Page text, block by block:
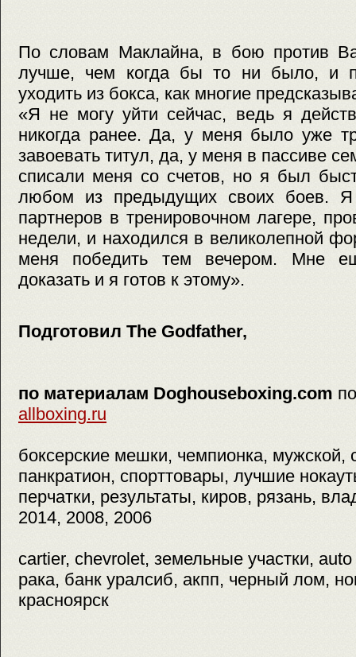
По словам Маклайна, в бою против
лучше, чем когда бы то ни было, и
уходить из бокса, как многие
«Я не могу уйти сейчас, ведь я
никогда ранее. Да, у меня было уже
завоевать титул, да, у меня в пассиве
списали меня со счетов, но я был
любом из предыдущих своих боев. Я
партнеров в тренировочном лагере,
недели, и находился в великолепной
меня победить тем вечером. Мне
доказать и я готов к этому».
Подготовил The Godfather,
по материалам Doghouseboxing.com
allboxing.ru
боксерские мешки, чемпионка, мужской,
панкратион, спорттовары, лучшие
перчатки, результаты, киров, рязань,
2014, 2008, 2006
cartier, chevrolet, земельные участки,
рака, банк уралсиб, акпп, черный лом,
красноярск